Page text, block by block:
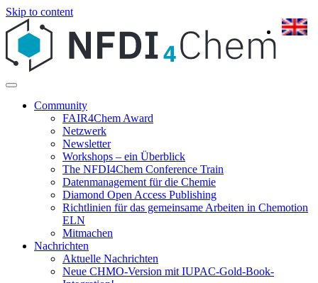
Skip to content
Community
FAIR4Chem Award
Netzwerk
Newsletter
Workshops – ein Überblick
The NFDI4Chem Conference Train
Datenmanagement für die Chemie
Diamond Open Access Publishing
Richtlinien für das gemeinsame Arbeiten in Chemotion
ELN
Mitmachen
Nachrichten
Aktuelle Nachrichten
Neue CHMO-Version mit IUPAC-Gold-Book-